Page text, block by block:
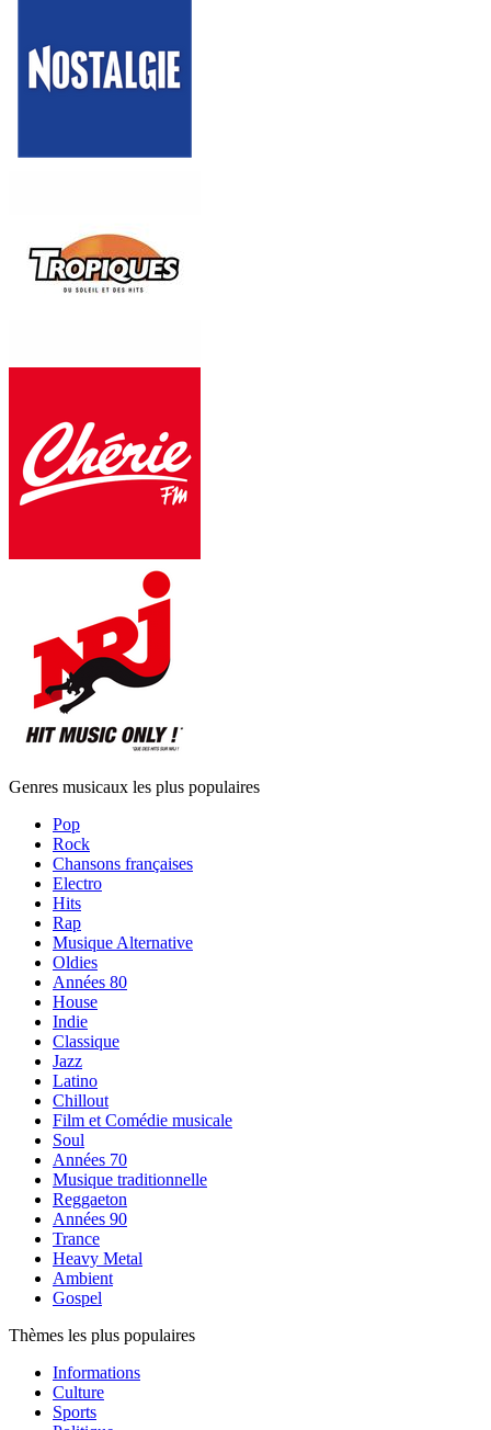
Genres musicaux les plus populaires
Pop
Rock
Chansons françaises
Electro
Hits
Rap
Musique Alternative
Oldies
Années 80
House
Indie
Classique
Jazz
Latino
Chillout
Film et Comédie musicale
Soul
Années 70
Musique traditionnelle
Reggaeton
Années 90
Trance
Heavy Metal
Ambient
Gospel
Thèmes les plus populaires
Informations
Culture
Sports